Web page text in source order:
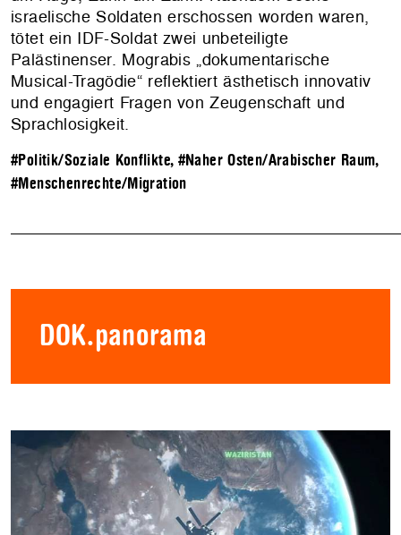
israelische Soldaten erschossen worden waren,
tötet ein IDF-Soldat zwei unbeteiligte
Palästinenser. Mograbis „dokumentarische
Musical-Tragödie“ reflektiert ästhetisch innovativ
und engagiert Fragen von Zeugenschaft und
Sprachlosigkeit.
#Politik/Soziale Konflikte, #Naher Osten/Arabischer Raum,
#Menschenrechte/Migration
DOK.panorama